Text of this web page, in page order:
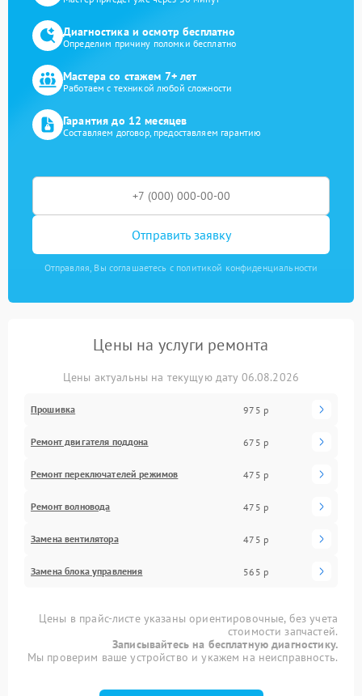
Диагностика и осмотр бесплатно
Определим причину поломки бесплатно
Мастера со стажем 7+ лет
Работаем с техникой любой сложности
Гарантия до 12 месяцев
Составляем договор, предоставляем гарантию
Отправить заявку
Отправляя, Вы соглашаетесь с политикой конфиденциальности
Цены на услуги ремонта
Цены актуальны на текущую дату 06.08.2026
Прошивка 975 р
Ремонт двигателя поддона 675 р
Ремонт переключателей режимов 475 р
Ремонт волновода 475 р
Замена вентилятора 475 р
Замена блока управления 565 р
Цены в прайс-листе указаны ориентировочные, без учета
стоимости запчастей.
Записывайтесь на бесплатную диагностику.
Мы проверим ваше устройство и укажем на неисправность.